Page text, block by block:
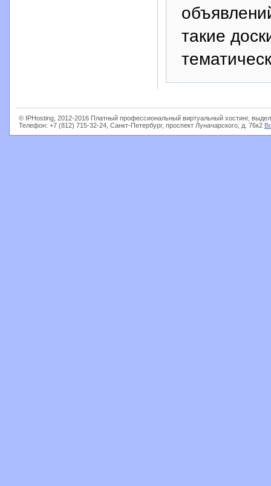
такие
© IPHosting, 2012-2016 Платный профессиональный виртуальный хостинг,
Телефон: +7 (812) 715-32-24, Санкт-Петербург, проспект Луначарского, д. 76к2